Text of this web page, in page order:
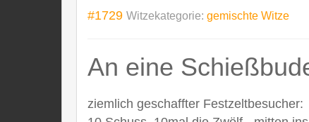
#1729 Witzekategorie: gemischte Witze
An eine
ziemlich geschaffter Festzeltbesucher: